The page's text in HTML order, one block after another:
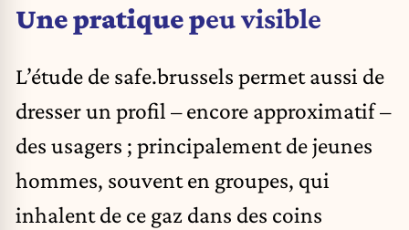
Une pratique peu visible
L’étude de safe.brussels permet aussi de
dresser un profil – encore approximatif –
des usagers ; principalement de jeunes
hommes, souvent en groupes, qui
inhalent de ce gaz dans des coins